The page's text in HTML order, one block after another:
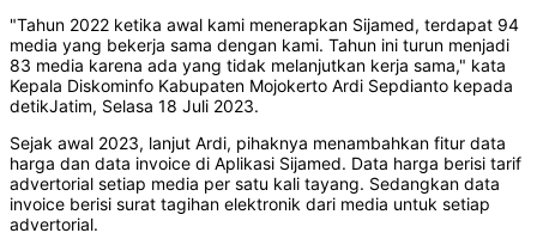
"Tahun 2022 ketika awal kami menerapkan Sijamed, terdapat 94
media yang bekerja sama dengan kami. Tahun ini turun menjadi
83 media karena ada yang tidak melanjutkan kerja sama," kata
Kepala Diskominfo Kabupaten Mojokerto Ardi Sepdianto kepada
detikJatim, Selasa 18 Juli 2023.
Sejak awal 2023, lanjut Ardi, pihaknya menambahkan fitur data
harga dan data invoice di Aplikasi Sijamed. Data harga berisi tarif
advertorial setiap media per satu kali tayang. Sedangkan data
invoice berisi surat tagihan elektronik dari media untuk setiap
advertorial.